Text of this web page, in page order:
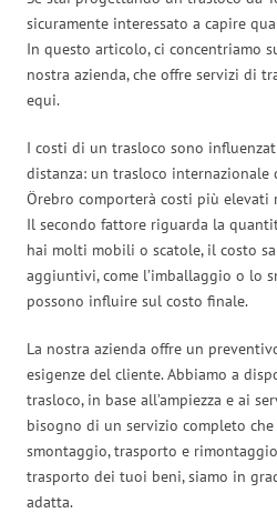
sicuramente interessato a capire
In questo articolo, ci concentriamo
nostra azienda, che offre servizi di
equi.
I costi di un trasloco sono
distanza: un trasloco internazionale
Örebro comporterà costi più elevati
Il secondo fattore riguarda la
hai molti mobili o scatole, il costo
aggiuntivi, come l’imballaggio o lo
possono influire sul costo finale.
La nostra azienda offre un
esigenze del cliente. Abbiamo a
trasloco, in base all’ampiezza e ai
bisogno di un servizio completo
smontaggio, trasporto e
trasporto dei tuoi beni, siamo in
adatta.